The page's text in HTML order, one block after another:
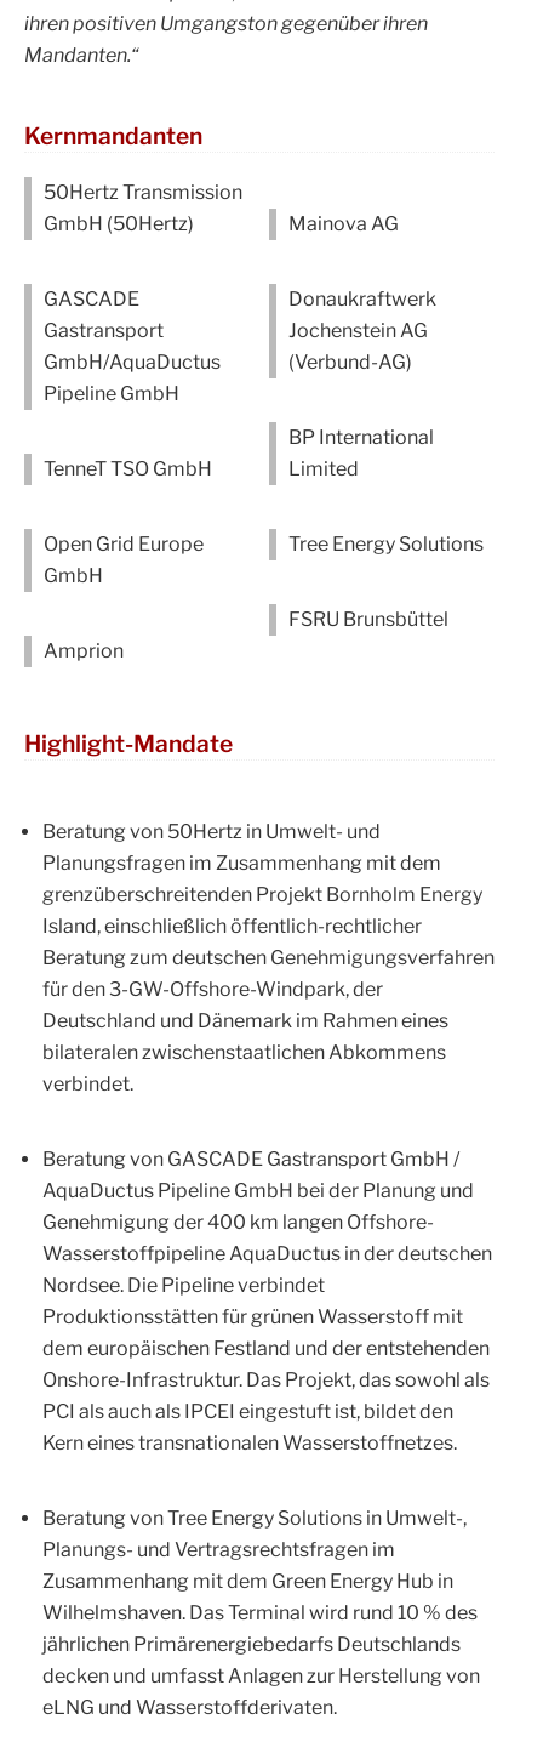
ihren positiven Umgangston gegenüber ihren
Mandanten.“
Kernmandanten
50Hertz Transmission
GmbH (50Hertz)
GASCADE
Gastransport
GmbH/AquaDuctus
Pipeline GmbH
TenneT TSO GmbH
Open Grid Europe
GmbH
Amprion
Mainova AG
Donaukraftwerk
Jochenstein AG
(Verbund-AG)
BP International
Limited
Tree Energy Solutions
FSRU Brunsbüttel
Highlight-Mandate
Beratung von 50Hertz in Umwelt- und
Planungsfragen im Zusammenhang mit dem
grenzüberschreitenden Projekt Bornholm Energy
Island, einschließlich öffentlich-rechtlicher
Beratung zum deutschen Genehmigungsverfahren
für den 3-GW-Offshore-Windpark, der
Deutschland und Dänemark im Rahmen eines
bilateralen zwischenstaatlichen Abkommens
verbindet.
Beratung von GASCADE Gastransport GmbH /
AquaDuctus Pipeline GmbH bei der Planung und
Genehmigung der 400 km langen Offshore-
Wasserstoffpipeline AquaDuctus in der deutschen
Nordsee. Die Pipeline verbindet
Produktionsstätten für grünen Wasserstoff mit
dem europäischen Festland und der entstehenden
Onshore-Infrastruktur. Das Projekt, das sowohl als
PCI als auch als IPCEI eingestuft ist, bildet den
Kern eines transnationalen Wasserstoffnetzes.
Beratung von Tree Energy Solutions in Umwelt-,
Planungs- und Vertragsrechtsfragen im
Zusammenhang mit dem Green Energy Hub in
Wilhelmshaven. Das Terminal wird rund 10 % des
jährlichen Primärenergiebedarfs Deutschlands
decken und umfasst Anlagen zur Herstellung von
eLNG und Wasserstoffderivaten.